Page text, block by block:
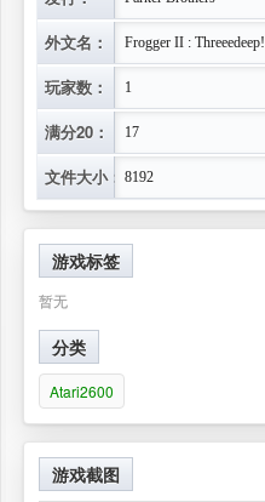
外文名： Frogger II : Threeedeep!
玩家数： 1
满分20： 17
文件大小： 8192
游戏标签
暂无
分类
Atari2600
游戏截图